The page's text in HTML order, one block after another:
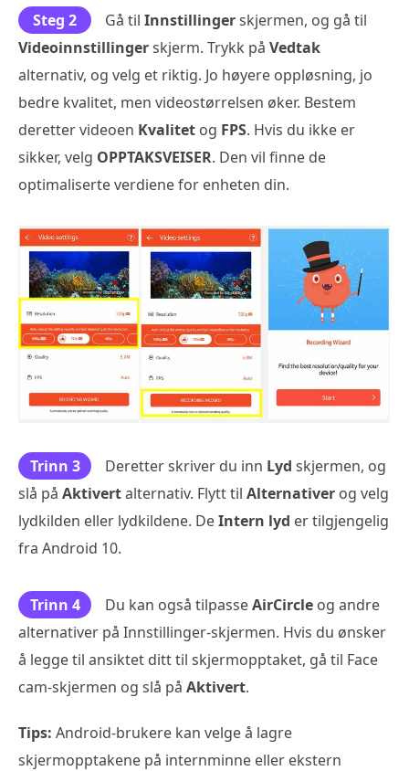
Steg 2 Gå til Innstillingerskjermen, og gå til
Videoinnstillingerskjerm. Trykk på Vedtak
alternativ, og velg et riktig. Jo høyere oppløsning, jo
bedre kvalitet, men videostørrelsen øker. Bestem
deretter videoen Kvalitet og FPS. Hvis du ikke er
sikker, velg OPPTAKSVEISER. Den vil finne de
optimaliserte verdiene for enheten din.
Trinn 3 Deretter skriver du inn Lyd skjermen, og
slå på Aktivertalternativ. Flytt til Alternativer og velg
lydkilden eller lydkildene. DeIntern lyd er tilgjengelig
fra Android 10.
Trinn 4 Du kan også tilpasseAirCircle og andre
alternativer på Innstillinger-skjermen. Hvis du ønsker
å legge til ansiktet ditt til skjermopptaket, gå til Face
cam-skjermen og slå på Aktivert.
Tips: Android-brukere kan velge å lagre
skjermopptakene på internminne eller ekstern